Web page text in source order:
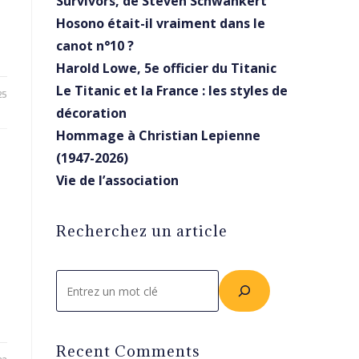
Hosono était-il vraiment dans le
canot n°10 ?
Harold Lowe, 5e officier du Titanic
Le Titanic et la France : les styles de
décoration
Hommage à Christian Lepienne
(1947-2026)
Vie de l’association
Recherchez un article
Recent Comments